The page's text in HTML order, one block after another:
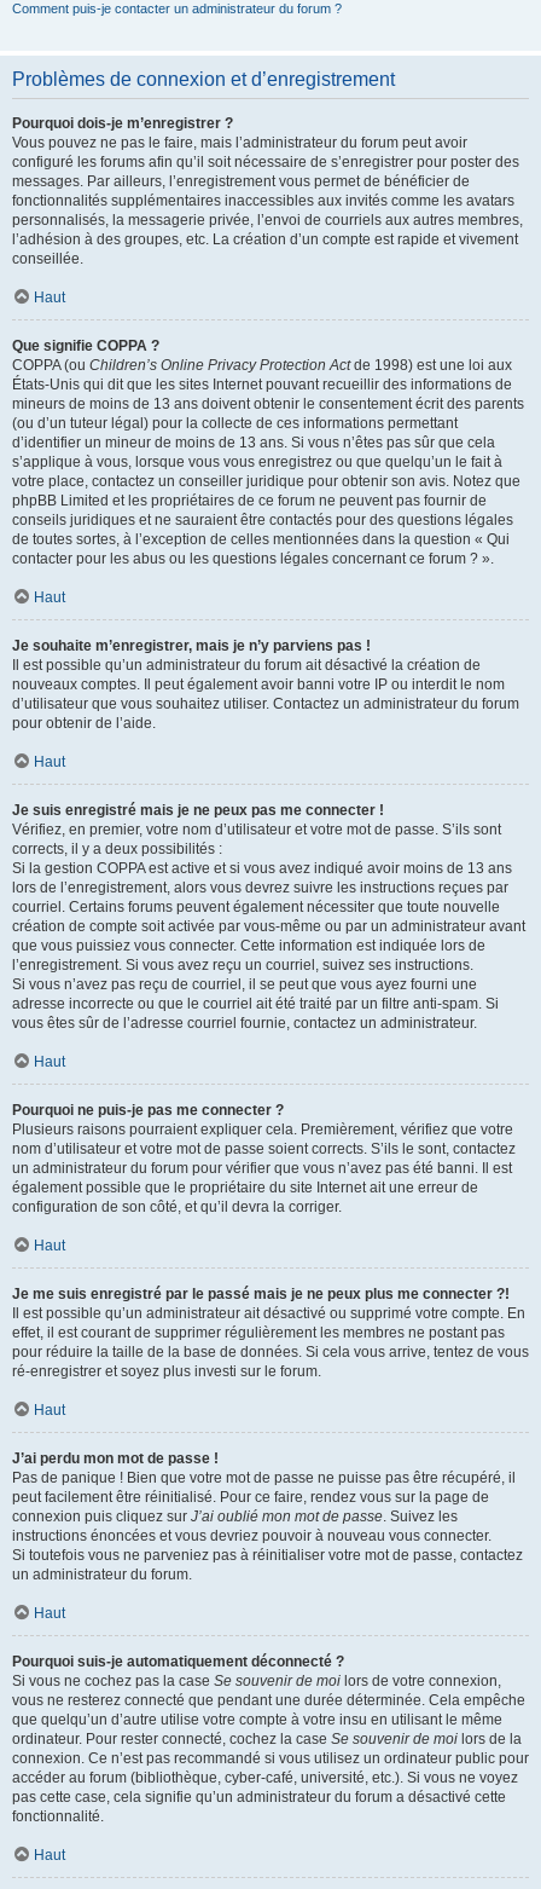
Comment puis-je contacter un administrateur du forum ?
Problèmes de connexion et d’enregistrement
Pourquoi dois-je m’enregistrer ?
Vous pouvez ne pas le faire, mais l’administrateur du forum peut avoir
configuré les forums afin qu’il soit nécessaire de s’enregistrer pour poster des
messages. Par ailleurs, l’enregistrement vous permet de bénéficier de
fonctionnalités supplémentaires inaccessibles aux invités comme les avatars
personnalisés, la messagerie privée, l’envoi de courriels aux autres membres,
l’adhésion à des groupes, etc. La création d’un compte est rapide et vivement
conseillée.
Haut
Que signifie COPPA ?
COPPA (ou Children’s Online Privacy Protection Actde 1998) est une loi aux
États-Unis qui dit que les sites Internet pouvant recueillir des informations de
mineurs de moins de 13 ans doivent obtenir le consentement écrit des parents
(ou d’un tuteur légal) pour la collecte de ces informations permettant
d’identifier un mineur de moins de 13 ans. Si vous n’êtes pas sûr que cela
s’applique à vous, lorsque vous vous enregistrez ou que quelqu’un le fait à
votre place, contactez un conseiller juridique pour obtenir son avis. Notez que
phpBB Limited et les propriétaires de ce forum ne peuvent pas fournir de
conseils juridiques et ne sauraient être contactés pour des questions légales
de toutes sortes, à l’exception de celles mentionnées dans la question « Qui
contacter pour les abus ou les questions légales concernant ce forum ? ».
Haut
Je souhaite m’enregistrer, mais je n’y parviens pas !
Il est possible qu’un administrateur du forum ait désactivé la création de
nouveaux comptes. Il peut également avoir banni votre IP ou interdit le nom
d’utilisateur que vous souhaitez utiliser. Contactez un administrateur du forum
pour obtenir de l’aide.
Haut
Je suis enregistré mais je ne peux pas me connecter !
Vérifiez, en premier, votre nom d’utilisateur et votre mot de passe. S’ils sont
corrects, il y a deux possibilités :
Si la gestion COPPA est active et si vous avez indiqué avoir moins de 13 ans
lors de l’enregistrement, alors vous devrez suivre les instructions reçues par
courriel. Certains forums peuvent également nécessiter que toute nouvelle
création de compte soit activée par vous-même ou par un administrateur avant
que vous puissiez vous connecter. Cette information est indiquée lors de
l’enregistrement. Si vous avez reçu un courriel, suivez ses instructions.
Si vous n’avez pas reçu de courriel, il se peut que vous ayez fourni une
adresse incorrecte ou que le courriel ait été traité par un filtre anti-spam. Si
vous êtes sûr de l’adresse courriel fournie, contactez un administrateur.
Haut
Pourquoi ne puis-je pas me connecter ?
Plusieurs raisons pourraient expliquer cela. Premièrement, vérifiez que votre
nom d’utilisateur et votre mot de passe soient corrects. S’ils le sont, contactez
un administrateur du forum pour vérifier que vous n’avez pas été banni. Il est
également possible que le propriétaire du site Internet ait une erreur de
configuration de son côté, et qu’il devra la corriger.
Haut
Je me suis enregistré par le passé mais je ne peux plus me connecter ?!
Il est possible qu’un administrateur ait désactivé ou supprimé votre compte. En
effet, il est courant de supprimer régulièrement les membres ne postant pas
pour réduire la taille de la base de données. Si cela vous arrive, tentez de vous
ré-enregistrer et soyez plus investi sur le forum.
Haut
J’ai perdu mon mot de passe !
Pas de panique ! Bien que votre mot de passe ne puisse pas être récupéré, il
peut facilement être réinitialisé. Pour ce faire, rendez vous sur la page de
connexion puis cliquez sur J’ai oublié mon mot de passe. Suivez les
instructions énoncées et vous devriez pouvoir à nouveau vous connecter.
Si toutefois vous ne parveniez pas à réinitialiser votre mot de passe, contactez
un administrateur du forum.
Haut
Pourquoi suis-je automatiquement déconnecté ?
Si vous ne cochez pas la case Se souvenir de moi lors de votre connexion,
vous ne resterez connecté que pendant une durée déterminée. Cela empêche
que quelqu’un d’autre utilise votre compte à votre insu en utilisant le même
ordinateur. Pour rester connecté, cochez la case Se souvenir de moi lors de la
connexion. Ce n’est pas recommandé si vous utilisez un ordinateur public pour
accéder au forum (bibliothèque, cyber-café, université, etc.). Si vous ne voyez
pas cette case, cela signifie qu’un administrateur du forum a désactivé cette
fonctionnalité.
Haut